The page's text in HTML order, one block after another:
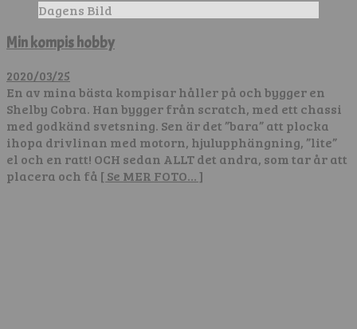
Dagens Bild
Min kompis hobby
2020/03/25
En av mina bästa kompisar håller på och bygger en
Shelby Cobra. Han bygger från scratch, med ett chassi
med godkänd svetsning. Sen är det ”bara” att plocka
ihopa drivlinan med motorn, hjulupphängning, ”lite”
el och en ratt! OCH sedan ALLT det andra, som tar år att
placera och få [ Se MER FOTO… ]